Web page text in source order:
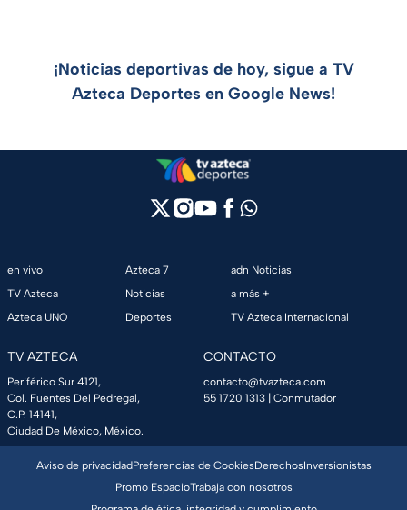
¡Noticias deportivas de hoy, sigue a TV
Azteca Deportes en Google News!
en vivo
TV Azteca
Azteca UNO
Azteca 7
Noticias
Deportes
adn Noticias
a más +
TV Azteca Internacional
TV AZTECA
Periférico Sur 4121,
Col. Fuentes Del Pedregal,
C.P. 14141,
Ciudad De México, México.
CONTACTO
contacto@tvazteca.com
55 1720 1313 | Conmutador
Aviso de privacidadPreferencias de CookiesDerechosInversionistas
Promo EspacioTrabaja con nosotros